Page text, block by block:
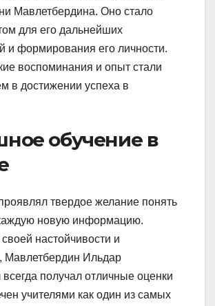
Мавлетбердина. Оно стало
для его дальнейших
и формирования его личности.
воспоминания и опыт стали
в достижении успеха в
обучение в
твердое желание понять
новую информацию.
настойчивости и
Мавлетбердин Ильдар
получал отличные оценки
учителями как один из самых